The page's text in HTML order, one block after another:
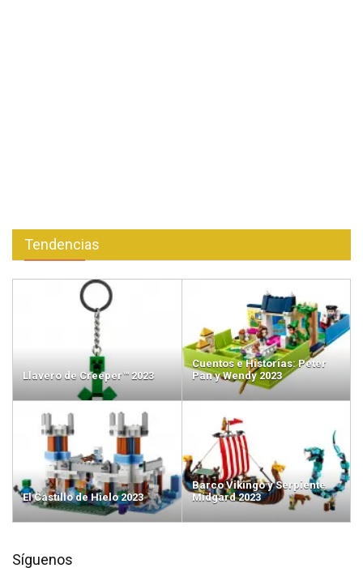
Tendencias
Llavero de Creeper™ 2023
Cuentos e Historias: Peter
Pan y Wendy 2023
El Castillo de Hielo 2023
Barco Vikingo y Serpiente
Midgard 2023
Síguenos